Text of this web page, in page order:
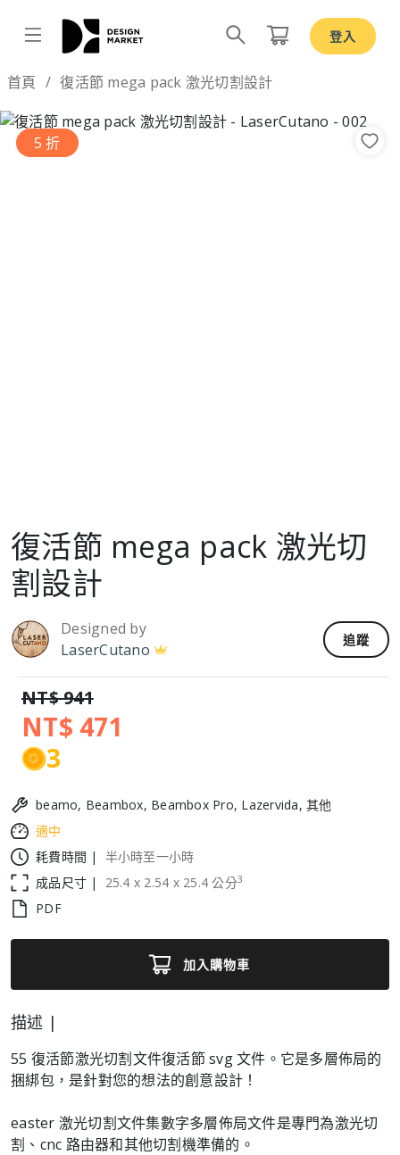
登入
首頁 復活節 mega pack 激光切割設計
5 折
復活節 mega pack 激光切
割設計
Designed by
LaserCutano
追蹤
NT$ 941
NT$ 471
3
beamo, Beambox, Beambox Pro, Lazervida, 其他
適中
耗費時間 |
半小時至一小時
成品尺寸 |
25.4 x 2.54 x 25.4 公分3
PDF
加入購物車
描述 |
55 復活節激光切割文件復活節 svg 文件。它是多層佈局的
捆綁包，是針對您的想法的創意設計！
easter 激光切割文件集數字多層佈局文件是專門為激光切
割、cnc 路由器和其他切割機準備的。